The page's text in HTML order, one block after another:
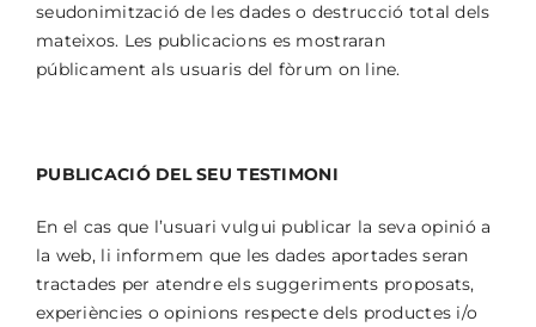
seudonimització de les dades o destrucció total dels
mateixos. Les publicacions es mostraran
públicament als usuaris del fòrum on line.
PUBLICACIÓ DEL SEU TESTIMONI
En el cas que l’usuari vulgui publicar la seva opinió a
la web, li informem que les dades aportades seran
tractades per atendre els suggeriments proposats,
experiències o opinions respecte dels productes i/o